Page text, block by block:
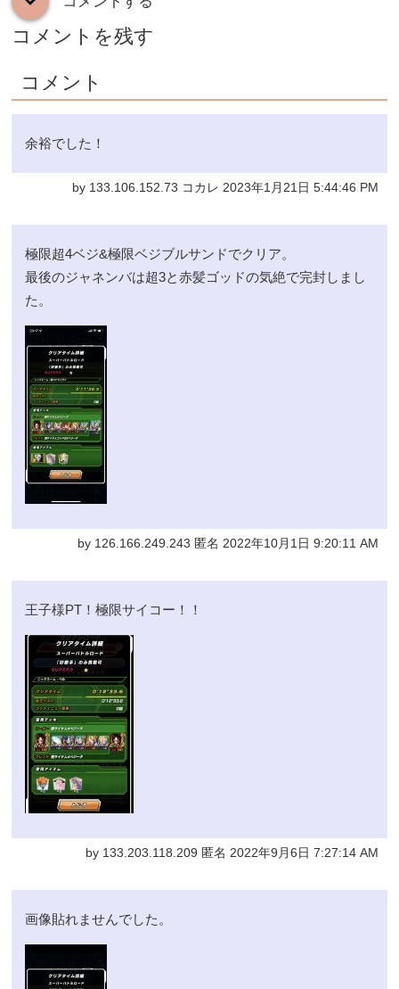
コメントを残す
コメント
余裕でした！
by 133.106.152.73 コカレ 2023年1月21日 5:44:46 PM
極限超4ベジ&極限ベジブルサンドでクリア。
最後のジャネンバは超3と赤髪ゴッドの気絶で完封しまし
た。
by 126.166.249.243 匿名 2022年10月1日 9:20:11 AM
王子様PT！極限サイコー！！
by 133.203.118.209 匿名 2022年9月6日 7:27:14 AM
画像貼れませんでした。